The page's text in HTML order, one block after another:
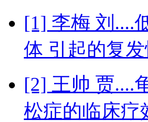
[1] 李梅 刘....
体 引起的复
[2] 王帅 贾....
松症的临床疗